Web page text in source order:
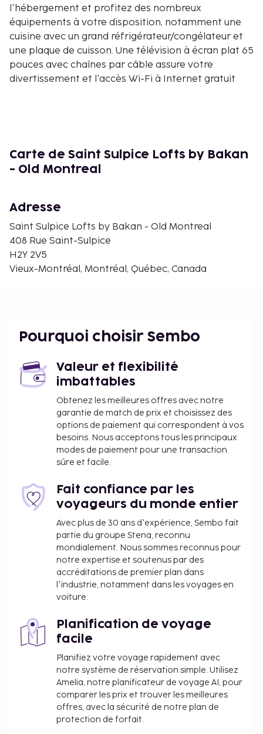
l'hébergement et profitez des nombreux
équipements à votre disposition, notamment une
cuisine avec un grand réfrigérateur/congélateur et
une plaque de cuisson. Une télévision à écran plat 65
pouces avec chaînes par câble assure votre
divertissement et l'accès Wi-Fi à Internet gratuit
près
Rue Saint-Paul - 0,1 km
Place d’Armes - 0,2 km
Boulevard Saint-Laurent - 0,2 km
Rue St-Jacques - 0,3 km
Vieux-Port de Montréal - 0,3 km
Centre des sciences de Montréal - 0,4 km
Marché Bonsecours - 0,6 km
km
Place Jean-Paul Riopelle - 0,7 km
Les aéroports les plus proches de l'hébergement
Aéroport métropolitain de Montréal (YHU) - 16,7 km
Aéroport international Pierre Elliott Trudeau (YUL) -
service d'arrivée express, un service de départ
express et un personnel polyglotte. Profitez des
nombreux équipements et services qui
caractérisent l'hébergement, notamment l'accès
Wi-Fi à Internet gratuit et un service de
conciergerie.
Vous devrez payer les frais suivants à
l’hébergement. Ces frais peuvent comprendre les
Dépôt de garantie : 250.0 CAD par séjour
Nous avons indiqué tous les frais dont
l'hébergement nous a fait part.
Prix pour le stationnement à proximité : 30 CAD
par jour
La liste ci-dessus peut ne pas être exhaustive. Les
Carte de Saint Sulpice Lofts by Bakan
- Old Montreal
Adresse
Saint Sulpice Lofts by Bakan - Old Montreal
408 Rue Saint-Sulpice
H2Y 2V5
Vieux-Montréal, Montréal, Québec, Canada
Pourquoi choisir Sembo
Valeur et flexibilité
imbattables
Obtenez les meilleures offres avec notre
garantie de match de prix et choisissez des
options de paiement qui correspondent à vos
besoins. Nous acceptons tous les principaux
modes de paiement pour une transaction
sûre et facile.
Fait confiance par les
voyageurs du monde entier
Avec plus de 30 ans d'expérience, Sembo fait
partie du groupe Stena, reconnu
mondialement. Nous sommes reconnus pour
notre expertise et soutenus par des
accréditations de premier plan dans
l'industrie, notamment dans les voyages en
voiture.
Planification de voyage
facile
Planifiez votre voyage rapidement avec
notre système de réservation simple. Utilisez
Amelia, notre planificateur de voyage AI, pour
comparer les prix et trouver les meilleures
offres, avec la sécurité de notre plan de
protection de forfait.